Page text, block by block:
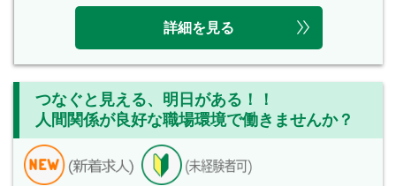
詳細を見る
つなぐと見える、明日がある！！
人間関係が良好な職場環境で働きませんか？